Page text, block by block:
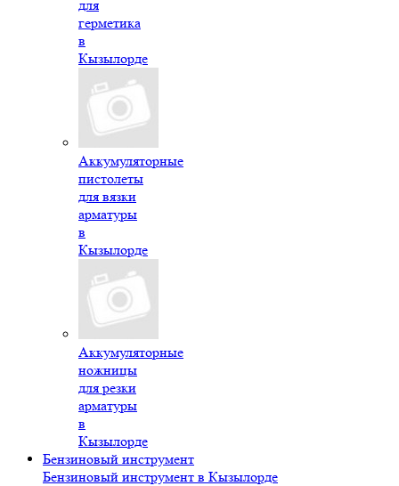
для
герметика
в
Кызылорде
Аккумуляторные
пистолеты
для вязки
арматуры
в
Кызылорде
Аккумуляторные
ножницы
для резки
арматуры
в
Кызылорде
Бензиновый инструмент
Бензиновый инструмент в Кызылорде